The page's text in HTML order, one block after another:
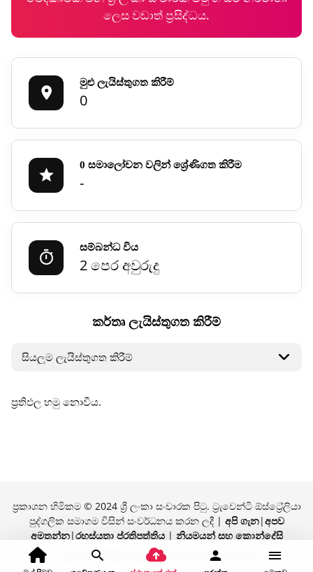
ලෙස වඩාත් ප්‍රසිද්ධය.
මුළු ලැයිස්තුගත කිරීම්
0
0 සමාලෝචන වලින් ශ්‍රේණිගත කිරීම
-
සම්බන්ධ විය
2 පෙර අවුරුදු
කර්තෘ ලැයිස්තුගත කිරීම්
ප්‍රතිඵල හමු නොවීය.
ප්‍රකාශන හිමිකම © 2024 ශ්‍රී ලංකා සංචාරක පිටු. ට්‍රැවෙන්ටි ඕස්ට්‍රේලියා
පුද්ගලික සමාගම විසින් සංවර්ධනය කරන ලදී | අපි ගැන|අපව
අමතන්න|රහස්යතා ප්රතිපත්තිය| නියමයන් සහ කොන්දේසි
ට්‍රැවෙන්ටි විසින් ආඩම්බරයෙන් බලගන්වන ලදී